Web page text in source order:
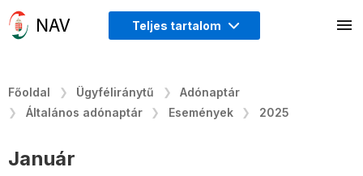
Teljes tartalom
Főoldal Ügyféliránytű
Adónaptár
Általános adónaptár
Események 2025
Január